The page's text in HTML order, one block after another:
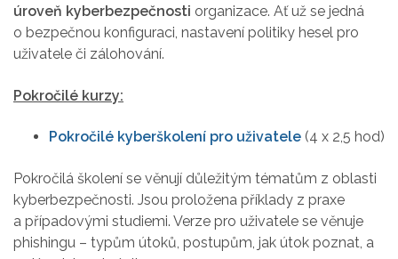
úroveň kyberbezpečnosti organizace. Ať už se jedná
o bezpečnou konfiguraci, nastavení politiky hesel pro
uživatele či zálohování.
Pokročilé kurzy:
Pokročilé kyberškolení pro uživatele (4 x 2,5 hod)
Pokročilá školení se věnují důležitým tématům z oblasti
kyberbezpečnosti. Jsou proložena příklady z praxe
a případovými studiemi. Verze pro uživatele se věnuje
phishingu – typům útoků, postupům, jak útok poznat, a